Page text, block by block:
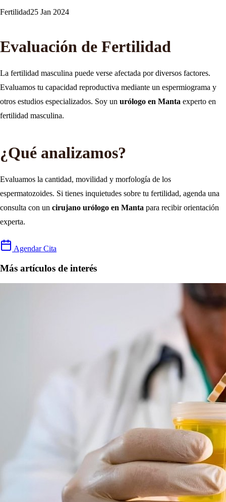
Fertilidad25 Jan 2024
Evaluación de Fertilidad
La fertilidad masculina puede verse afectada por diversos factores.
Evaluamos tu capacidad reproductiva mediante un espermiograma y
otros estudios especializados. Soy un urólogo en Manta experto en
fertilidad masculina.
¿Qué analizamos?
Evaluamos la cantidad, movilidad y morfología de los
espermatozoides. Si tienes inquietudes sobre tu fertilidad, agenda una
consulta con un cirujano urólogo en Manta para recibir orientación
experta.
Agendar Cita
Más artículos de interés